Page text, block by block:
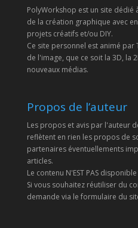
PolyWorkshop est un site dédié
de la création graphique avec
projets créatifs et/ou DIY.
Ce site personnel est animé par
de l'image, que ce soit la 3D, la
nouveaux médias.
Propos de l’auteur
Les propos et avis par l'auteur
reflètent en rien les propos de
partenaires éventuellements
articles.
Le contenu N'EST PAS
Si vous souhaitez réutiliser du
demande via le formulaire du